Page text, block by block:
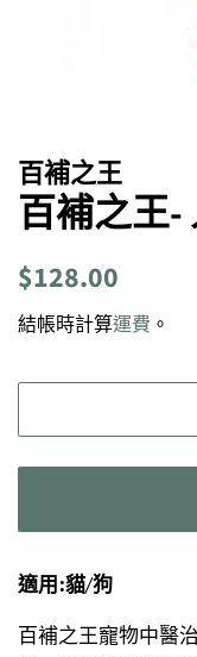
百補之王
百補之王-
定
$128.00
結帳時計算運費 。
適用:貓/狗
百補之王寵物中醫